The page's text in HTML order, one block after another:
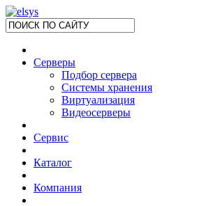
Серверы
Подбор сервера
Системы хранения
Виртуализация
Видеосерверы
Сервис
Каталог
Компания